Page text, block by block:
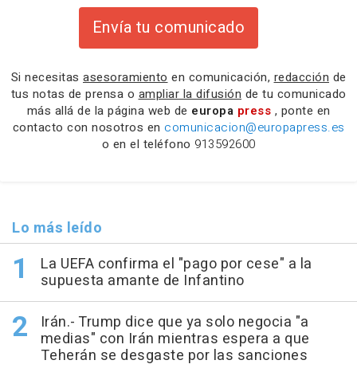
Envía tu comunicado
Si necesitas asesoramiento en comunicación, redacción de
tus notas de prensa o ampliar la difusión de tu comunicado
más allá de la página web de europa press , ponte en
contacto con nosotros en comunicacion@europapress.es
o en el teléfono 913592600
Lo más leído
La UEFA confirma el "pago por cese" a la
supuesta amante de Infantino
Irán.- Trump dice que ya solo negocia "a
medias" con Irán mientras espera a que
Teherán se desgaste por las sanciones